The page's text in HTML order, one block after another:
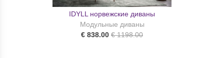
IDYLL норвежские диваны
Модульные диваны
€ 838.00 € 1198.00